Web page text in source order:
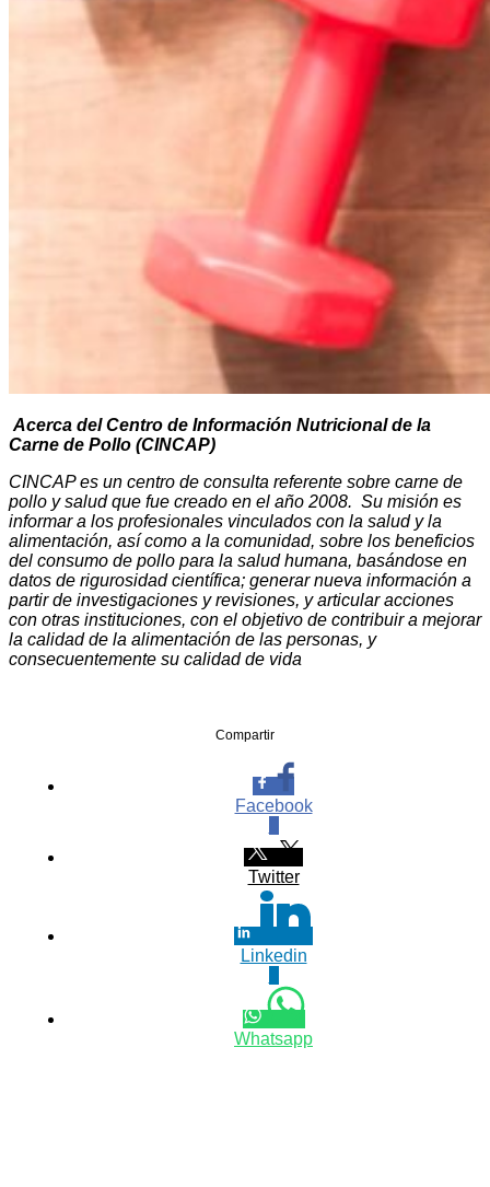
Acerca del Centro de Información Nutricional de la
Carne de Pollo (CINCAP)
CINCAP es un centro de consulta referente sobre carne de
pollo y salud que fue creado en el año 2008. Su misión es
informar a los profesionales vinculados con la salud y la
alimentación, así como a la comunidad, sobre los beneficios
del consumo de pollo para la salud humana, basándose en
datos de rigurosidad científica; generar nueva información a
partir de investigaciones y revisiones, y articular acciones
con otras instituciones, con el objetivo de contribuir a mejorar
la calidad de la alimentación de las personas, y
consecuentemente su calidad de vida
Compartir
Facebook
Twitter
Linkedin
Whatsapp